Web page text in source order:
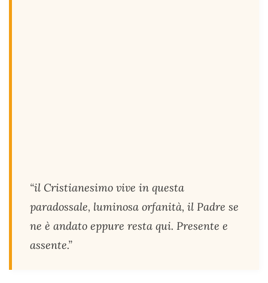
“il Cristianesimo vive in questa
paradossale, luminosa orfanità, il Padre se
ne è andato eppure resta qui. Presente e
assente.”